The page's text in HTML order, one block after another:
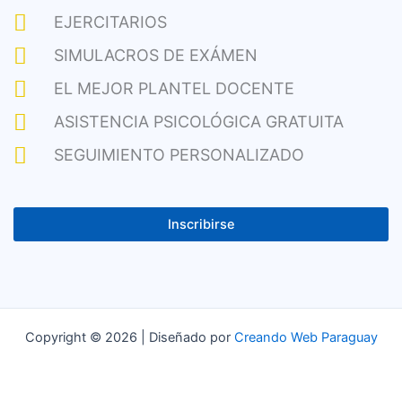
EJERCITARIOS
SIMULACROS DE EXÁMEN
EL MEJOR PLANTEL DOCENTE
ASISTENCIA PSICOLÓGICA GRATUITA
SEGUIMIENTO PERSONALIZADO
Inscribirse
Copyright © 2026 | Diseñado por Creando Web Paraguay